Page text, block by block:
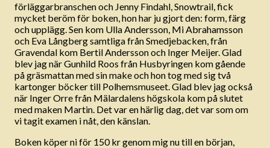
förläggarbranschen och Jenny Findahl, Snowtrail, fick
mycket beröm för boken, hon har ju gjort den: form, färg
och upplägg. Sen kom Ulla Andersson, Mi Abrahamsson
och Eva Långberg samtliga från Smedjebacken, från
Gravendal kom Bertil Andersson och Inger Meijer. Glad
blev jag när Gunhild Roos från Husbyringen kom gående
på gräsmattan med sin make och hon tog med sig två
kartonger böcker till Polhemsmuseet. Glad blev jag också
när Inger Orre från Mälardalens högskola kom på slutet
med maken Martin. Det var en härlig dag, det var som om
vi tagit examen i nåt, den känslan.
Boken köper ni för 150 kr genom mig nu till en början,